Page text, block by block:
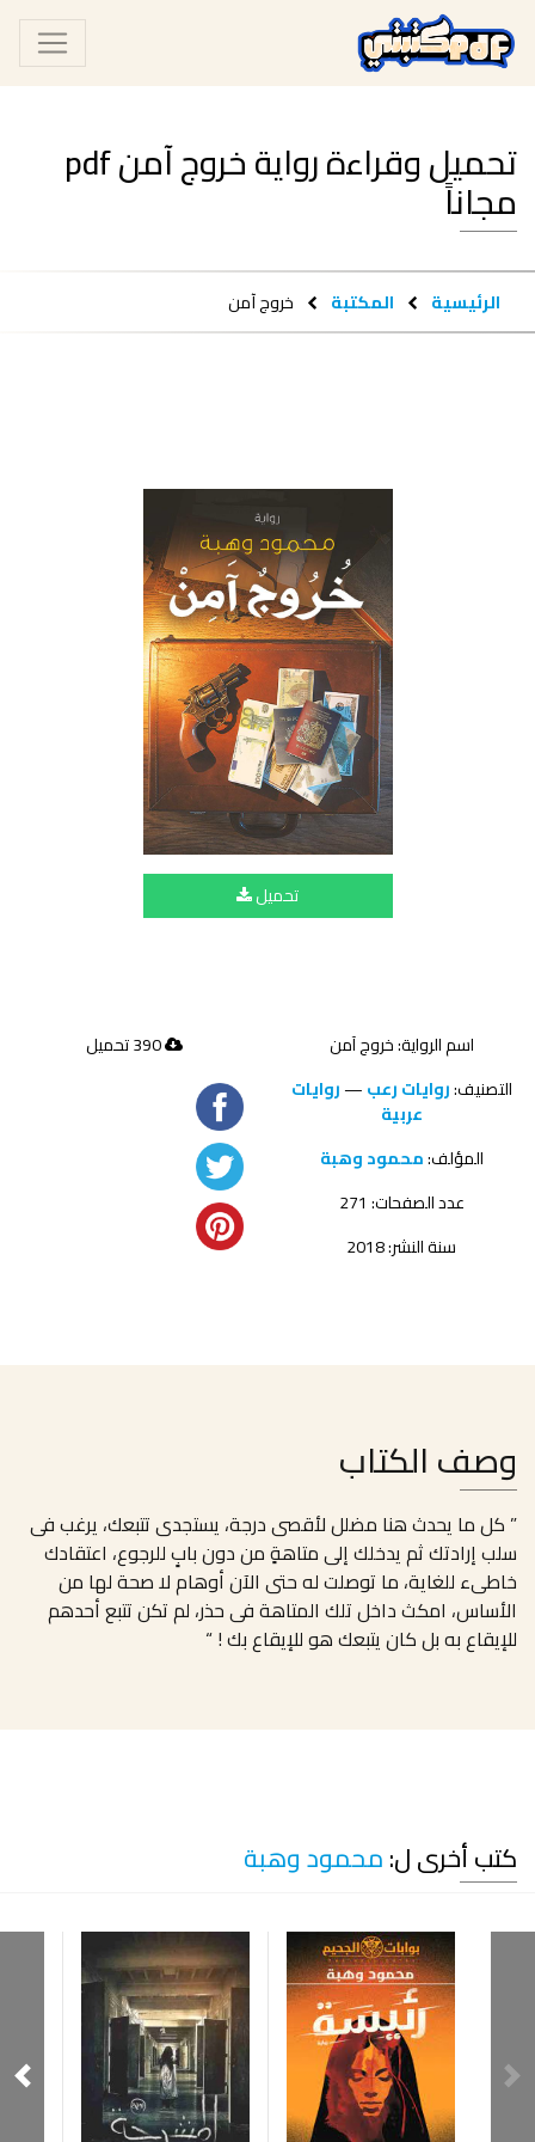
تحميل وقراءة رواية خروج آمن pdf
مجاناً
الرئيسية المكتبة خروج آمن
تحميل
اسم الرواية: خروج آمن
التصنيف:روايات رعب—روايات
عربية
المؤلف:محمود وهبة
عدد الصفحات: 271
سنة النشر: 2018
390 تحميل
وصف الكتاب
” كل ما يحدث هنا مضلل لأقصى درجة، يستجدى تتبعك، يرغب فى
سلب إرادتك ثم يدخلك إلى متاهةٍ من دون بابٍ للرجوع، اعتقادك
خاطىء للغاية، ما توصلت له حتى الآن أوهام لا صحة لها من
الأساس، امكث داخل تلك المتاهة فى حذر، لم تكن تتبع أحدهم
للإيقاع به بل كان يتبعك هو للإيقاع بك ! “
كتب أخرى ل:محمود وهبة